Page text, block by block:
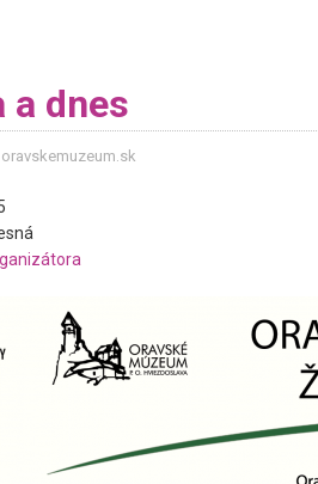
a dnes